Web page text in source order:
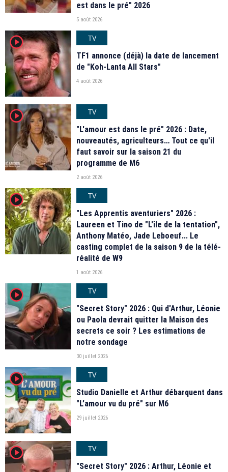
est dans le pré" 2026
5 août 2026
player2
TV
TF1 annonce (déjà) la date de lancement
de "Koh-Lanta All Stars"
4 août 2026
player2
TV
"L'amour est dans le pré" 2026 : Date,
nouveautés, agriculteurs… Tout ce qu'il
faut savoir sur la saison 21 du
programme de M6
2 août 2026
player2
TV
"Les Apprentis aventuriers" 2026 :
Laureen et Tino de "L'île de la tentation",
Anthony Matéo, Jade Leboeuf... Le
casting complet de la saison 9 de la télé-
réalité de W9
1 août 2026
player2
TV
"Secret Story" 2026 : Qui d'Arthur, Léonie
ou Paola devrait quitter la Maison des
secrets ce soir ? Les estimations de
notre sondage
30 juillet 2026
player2
TV
Studio Danielle et Arthur débarquent dans
"L’amour vu du pré" sur M6
29 juillet 2026
player2
TV
"Secret Story" 2026 : Arthur, Léonie et